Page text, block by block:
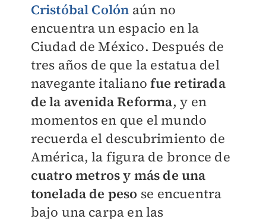
Cristóbal Colón aún no
encuentra un espacio en la
Ciudad de México. Después de
tres años de que la estatua del
navegante italiano fue retirada
de la avenida Reforma, y en
momentos en que el mundo
recuerda el descubrimiento de
América, la figura de bronce de
cuatro metros y más de una
tonelada de peso se encuentra
bajo una carpa en las